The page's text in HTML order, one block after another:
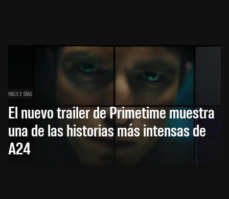
HACE 2 DÍAS
El nuevo trailer de Primetime muestra
una de las historias más intensas de
A24